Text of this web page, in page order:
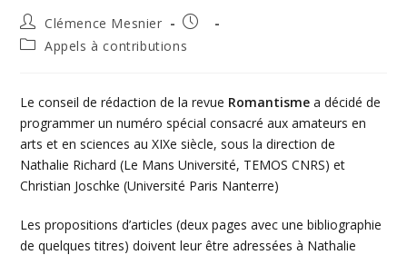
Auteur/autrice
de
la
Clémence Mesnier
Publication
PostAppels à contributions
Le conseil de rédaction de la revue Romantisme a décidé de
programmer un numéro spécial consacré aux amateurs en
arts et en sciences au XIXe siècle, sous la direction de
Nathalie Richard (Le Mans Université, TEMOS CNRS) et
Christian Joschke (Université Paris Nanterre)
Les propositions d’articles (deux pages avec une bibliographie
de quelques titres) doivent leur être adressées à Nathalie